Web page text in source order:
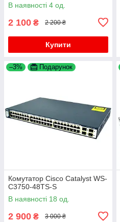
В наявності 4 од.
2 100 ₴ 2 200 ₴
Купити
–3% Подарунок
Комутатор Cisco Catalyst WS-
C3750-48TS-S
В наявності 18 од.
2 900 ₴ 3 000 ₴